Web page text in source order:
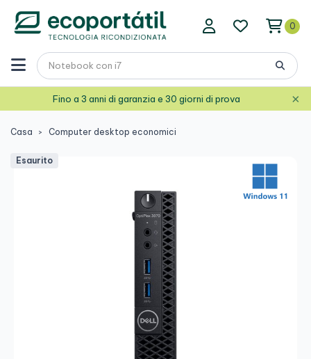
0
Fino a 3 anni di garanzia e 30 giorni di prova ×
Casa Computer desktop economici
Esaurito